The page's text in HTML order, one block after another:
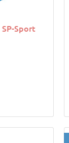
Sport